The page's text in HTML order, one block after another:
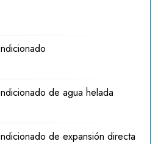
de agua helada
de expansión directa